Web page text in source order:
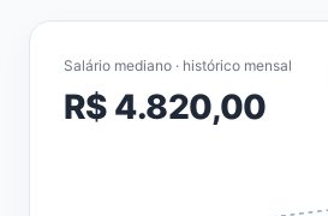
Salário mediano · histórico mensal
R$ 4.820,00